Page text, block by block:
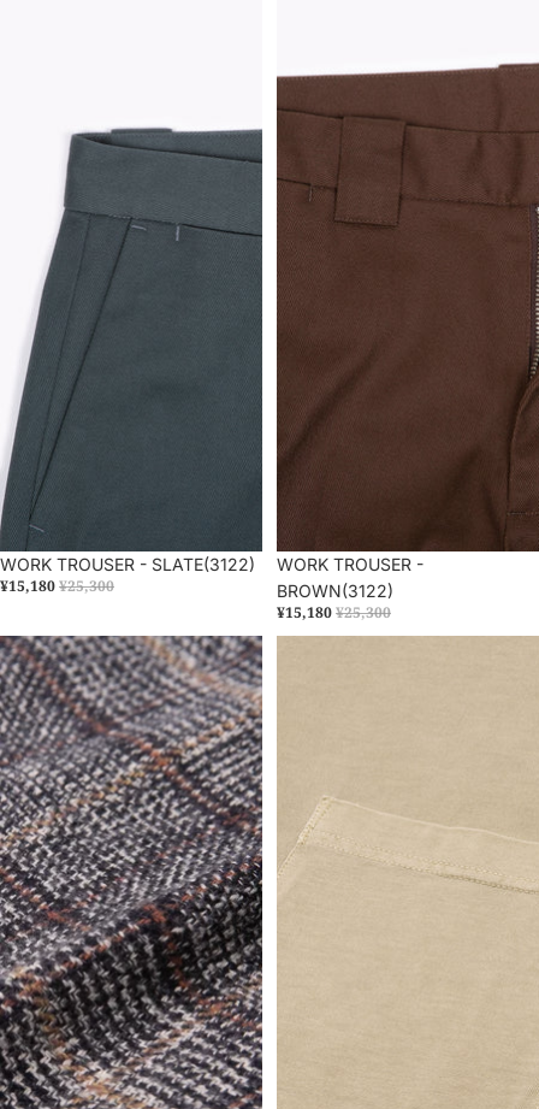
セール
WORK TROUSER - SLATE(3122)
¥15,180¥25,300
セール
WORK TROUSER -
BROWN(3122)
¥15,180¥25,300